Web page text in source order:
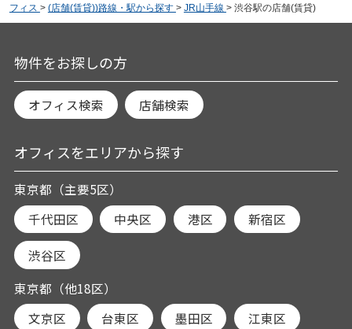
フィス > (店舗(賃貸))路線・駅から探す > JR山手線 > 渋谷駅の店舗(賃貸)
物件をお探しの方
オフィス検索 店舗検索
オフィスをエリアから探す
東京都（主要5区）
千代田区
中央区 港区 新宿区
渋谷区
東京都（他18区）
文京区
台東区 墨田区 江東区